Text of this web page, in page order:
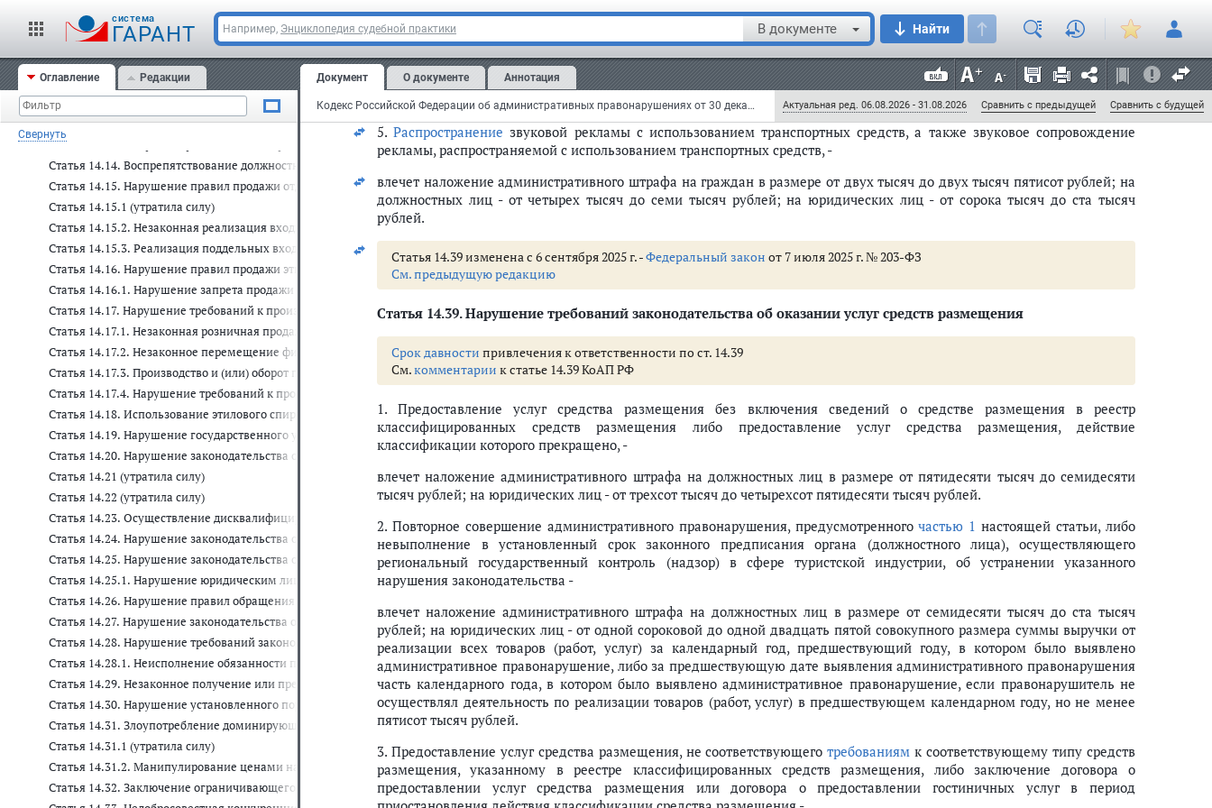
cистема
ГАРАНТ Например, Энциклопедия судебной практики В документе Найти
Оглавление Редакции
Свернуть
Статья 14.8. Нарушение иных прав потребителей
Статья 14.9. Ограничение конкуренции органами власти, органами местного самоуправления
Статья 14.9.1. Нарушение порядка осуществления мероприятий и (или) процедур при реализации проекта по строительству объекта капитального строительства
Статья 14.10. Незаконное использование средств индивидуализации товаров (работ, услуг)
Статья 14.11. Незаконное получение кредита или займа
Статья 14.12. Фиктивное или преднамеренное банкротство
Статья 14.13. Неправомерные действия при банкротстве
Статья 14.14. Воспрепятствование должностными лицами кредитной или иной финансовой организации осуществлению функций временной администрации
Статья 14.15. Нарушение правил продажи отдельных видов товаров
Статья 14.15.1 (утратила силу)
Статья 14.15.2. Незаконная реализация входных билетов на матчи чемпионата Европы по футболу UEFA 2020 года или документов, дающих право на их получение
Статья 14.15.3. Реализация поддельных входных билетов на матчи чемпионата Европы по футболу UEFA 2020 года или поддельных документов, дающих право на получение входных билетов на матчи
Статья 14.16. Нарушение правил продажи этилового спирта, алкогольной и спиртосодержащей продукции
Статья 14.16.1. Нарушение запрета продажи безалкогольных тонизирующих напитков (в том числе энергетических) несовершеннолетним
Статья 14.17. Нарушение требований к производству или обороту этилового спирта, алкогольной и спиртосодержащей продукции
Статья 14.17.1. Незаконная розничная продажа алкогольной и спиртосодержащей пищевой продукции физическими лицами
Статья 14.17.2. Незаконное перемещение физическими лицами алкогольной продукции
Статья 14.17.3. Производство и (или) оборот порошкообразной спиртосодержащей продукции
Статья 14.17.4. Нарушение требований к производству и (или) обороту пива и пивных напитков, сидра, пуаре, медовухи
Статья 14.18. Использование этилового спирта, произведенного из непищевого сырья, спиртосодержащей непищевой продукции, фармацевтической субстанции спирта этилового (этанола) для
Статья 14.19. Нарушение государственного учета в области производства и оборота этилового спирта, алкогольной и спиртосодержащей продукции
Статья 14.20. Нарушение законодательства об экспортном контроле
Статья 14.21 (утратила силу)
Статья 14.22 (утратила силу)
Статья 14.23. Осуществление дисквалифицированным лицом деятельности по управлению юридическим лицом
Статья 14.24. Нарушение законодательства об организованных торгах
Статья 14.25. Нарушение законодательства о государственной регистрации юридических лиц и индивидуальных предпринимателей
Статья 14.25.1. Нарушение юридическим лицом обязанностей по установлению и представлению информации о своих бенефициарных владельцах
Статья 14.26. Нарушение правил обращения с ломом и отходами цветных и черных металлов и их отчуждения
Статья 14.27. Нарушение законодательства о лотереях
Статья 14.28. Нарушение требований законодательства об участии в долевом строительстве многоквартирных домов и (или) иных объектов недвижимости
Статья 14.28.1. Неисполнение обязанности по ведению реестра членов жилищно-строительного кооператива, осуществляющего строительство многоквартирного дома
Статья 14.29. Незаконное получение или предоставление кредитного отчета
Статья 14.30. Нарушение установленного порядка сбора, хранения, защиты и обработки сведений, составляющих кредитную историю
Статья 14.31. Злоупотребление доминирующим положением на товарном рынке
Статья 14.31.1 (утратила силу)
Статья 14.31.2. Манипулирование ценами на оптовом и (или) розничных рынках электрической энергии (мощности)
Статья 14.32. Заключение ограничивающего конкуренцию соглашения, осуществление ограничивающих конкуренцию согласованных действий, координация экономической деятельности
Документ О документе Аннотация
Кодекс Российской Федерации об административных правонарушениях от 30 декабря 2001 г. N 195-ФЗ (КоАП РФ) (с изменениями и дополнениями) Актуальная ред. 06.08.2026 - 31.08.2026 Сравнить с предыдущей Сравнить с будущей
рекламы, ограничивающей обзор лицу, управляющему транспортным средством, и другим участникам дорожного
движения, -
влечет наложение административного штрафа на граждан в размере от двух тысяч до двух тысяч пятисот рублей; на
должностных лиц - от десяти тысяч до двадцати тысяч рублей; на юридических лиц - от двухсот тысяч до пятисот
тысяч рублей.
5.Распространение звуковой рекламы с использованием транспортных средств, а также звуковое сопровождение
рекламы, распространяемой с использованием транспортных средств, -
влечет наложение административного штрафа на граждан в размере от двух тысяч до двух тысяч пятисот рублей; на
должностных лиц - от четырех тысяч до семи тысяч рублей; на юридических лиц - от сорока тысяч до ста тысяч
рублей.
Статья 14.39 изменена с 6 сентября 2025 г. -Федеральный закон от 7 июля 2025 г. № 203-ФЗ
См. предыдущую редакцию
Статья 14.39.Нарушение требований законодательства об оказании услуг средств размещения
Cрок давности привлечения к ответственности по ст. 14.39
См.комментарии к статье 14.39 КоАП РФ
1. Предоставление услуг средства размещения без включения сведений о средстве размещения в реестр
классифицированных средств размещения либо предоставление услуг средства размещения, действие
классификации которого прекращено, -
влечет наложение административного штрафа на должностных лиц в размере от пятидесяти тысяч до семидесяти
тысяч рублей; на юридических лиц - от трехсот тысяч до четырехсот пятидесяти тысяч рублей.
2. Повторное совершение административного правонарушения, предусмотренногочастью 1 настоящей статьи, либо
невыполнение в установленный срок законного предписания органа (должностного лица), осуществляющего
региональный государственный контроль (надзор) в сфере туристской индустрии, об устранении указанного
нарушения законодательства -
влечет наложение административного штрафа на должностных лиц в размере от семидесяти тысяч до ста тысяч
рублей; на юридических лиц - от одной сороковой до одной двадцать пятой совокупного размера суммы выручки от
реализации всех товаров (работ, услуг) за календарный год, предшествующий году, в котором было выявлено
административное правонарушение, либо за предшествующую дате выявления административного правонарушения
часть календарного года, в котором было выявлено административное правонарушение, если правонарушитель не
осуществлял деятельность по реализации товаров (работ, услуг) в предшествующем календарном году, но не менее
пятисот тысяч рублей.
3. Предоставление услуг средства размещения, не соответствующеготребованиям к соответствующему типу средств
размещения, указанному в реестре классифицированных средств размещения, либо заключение договора о
предоставлении услуг средства размещения или договора о предоставлении гостиничных услуг в период